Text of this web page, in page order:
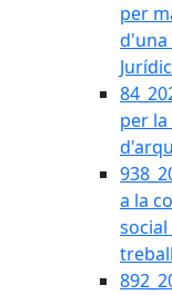
per
d'una
per
a la